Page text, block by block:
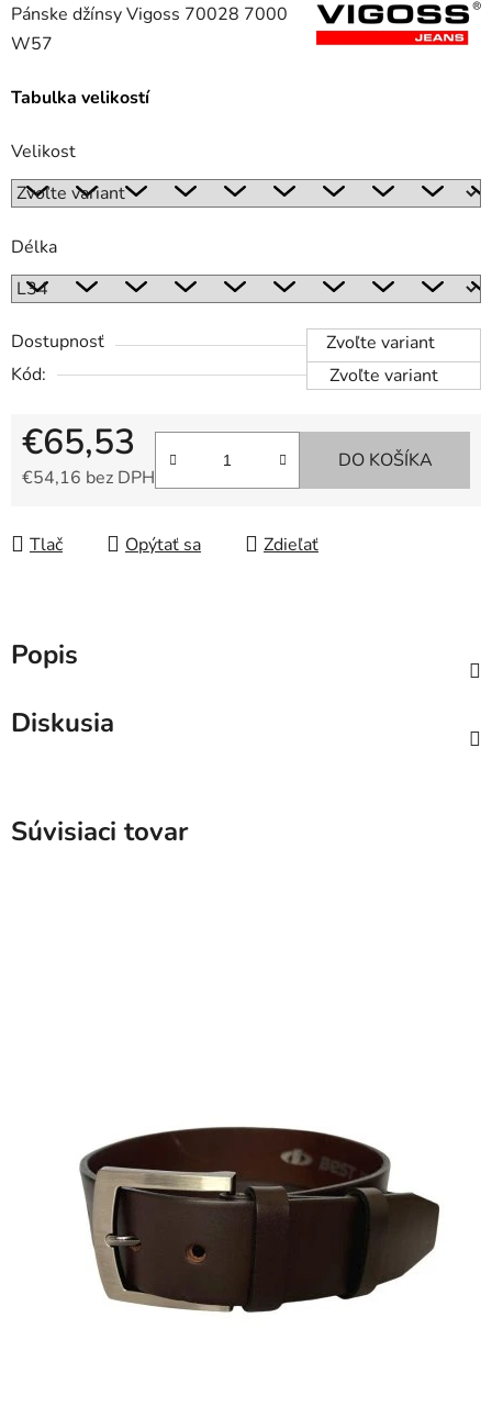
Pánske džínsy Vigoss 70028 7000
W57
Tabulka velikostí
Velikost
Délka
Dostupnosť
Zvoľte variant
Kód:
Zvoľte variant
€65,53
€54,16 bez DPH
DO KOŠÍKA
Tlač Opýtať sa Zdieľať
Popis
Diskusia
Súvisiaci tovar